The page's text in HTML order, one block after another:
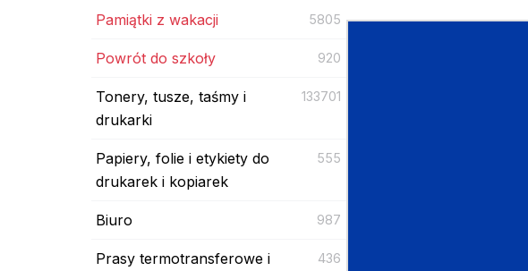
Pamiątki z wakacji 5805
Powrót do szkoły 920
Tonery, tusze, taśmy i
drukarki
133701
Papiery, folie i etykiety do
drukarek i kopiarek
555
Biuro 987
Prasy termotransferowe i
436